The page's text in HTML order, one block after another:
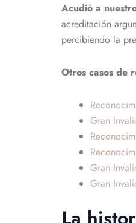
Acudió a
acreditación
percibiendo la
Otros casos de
Gran
Gran
Gran